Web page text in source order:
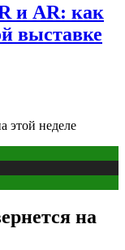
и AR: как
выставке
этой неделе
на